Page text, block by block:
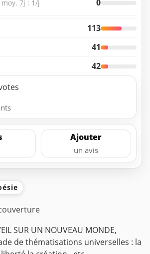
moy. 7j : 1/j 0
113
41
42
Ajouter
un avis
SUR UN NOUVEAU MONDE,
de thématisations universelles : la